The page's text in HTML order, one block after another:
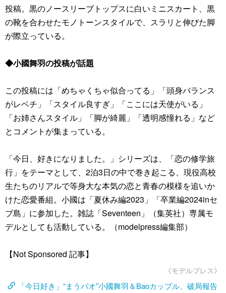
投稿。黒のノースリーブトップスに白いミニスカート、黒
の靴を合わせたモノトーンスタイルで、スラリと伸びた脚
が際立っている。
◆小國舞羽の投稿が話題
この投稿には「めちゃくちゃ似合ってる」「頭身バランス
がレベチ」「スタイル良すぎ」「ここには天使がいる」
「お姉さんスタイル」「脚が綺麗」「透明感憧れる」など
とコメントが集まっている。
「今日、好きになりました。」シリーズは、「恋の修学旅
行」をテーマとして、2泊3日の中で巻き起こる、現役高校
生たちのリアルで等身大な本気の恋と青春の模様を追いか
けた恋愛番組。小國は「夏休み編2023」「卒業編2024inセ
ブ島」に参加した。雑誌「Seventeen」（集英社）専属モ
デルとしても活動している。（modelpress編集部）
【Not Sponsored 記事】
《モデルプレス》
「今日好き」“まうバオ”小國舞羽＆Baoカップル、破局報告